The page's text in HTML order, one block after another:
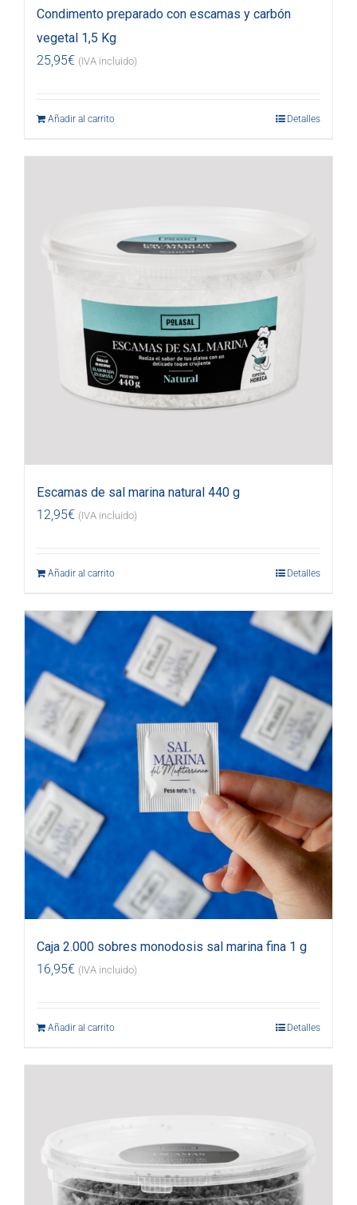
Condimento preparado con escamas y carbón
vegetal 1,5 Kg
25,95€ (IVA incluido)
Añadir al carrito Detalles
Escamas de sal marina natural 440 g
12,95€ (IVA incluido)
Añadir al carrito Detalles
Caja 2.000 sobres monodosis sal marina fina 1 g
16,95€ (IVA incluido)
Añadir al carrito Detalles